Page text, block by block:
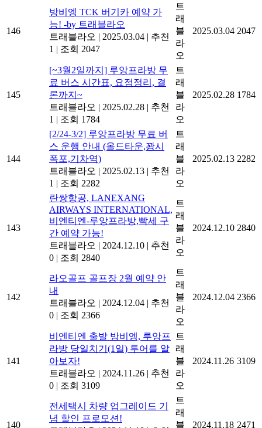
146
방비엥 TCK 버기카 예약 가
능! -by 트래블라오
트래블라오 | 2025.03.04 | 추천
1 | 조회 2047
트
래
블
라
오
2025.03.04 2047
145
[~3월2일까지] 루앙프라방 무
료 버스 시간표, 요점정리, 결
론까지~
트래블라오 | 2025.02.28 | 추천
1 | 조회 1784
트
래
블
라
오
2025.02.28 1784
144
[2/24-3/2] 루앙프라방 무료 버
스 운행 안내 (올드타운,꽝시
폭포,기차역)
트래블라오 | 2025.02.13 | 추천
1 | 조회 2282
트
래
블
라
오
2025.02.13 2282
143
란쌍항공, LANEXANG
AIRWAYS INTERNATIONAL,
비엔티엔-루앙프라방,빡세 구
간 예약 가능!
트래블라오 | 2024.12.10 | 추천
0 | 조회 2840
트
래
블
라
오
2024.12.10 2840
142
라오골프 골프장 2월 예약 안
내
트래블라오 | 2024.12.04 | 추천
0 | 조회 2366
트
래
블
라
오
2024.12.04 2366
141
비엔티엔 출발 방비엥, 루앙프
라방 당일치기(1일) 투어를 알
아보자!
트래블라오 | 2024.11.26 | 추천
0 | 조회 3109
트
래
블
라
오
2024.11.26 3109
140
전세택시 차량 업그레이드 기
념 할인 프로모션!
트
래
블
2024.11.18 2471